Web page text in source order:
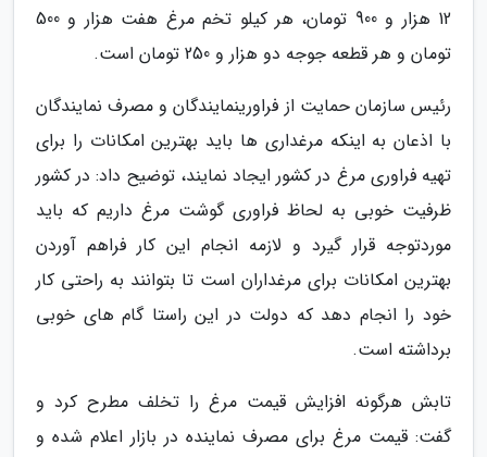
12 هزار و 900 تومان، هر کیلو تخم مرغ هفت هزار و 500
تومان و هر قطعه جوجه دو هزار و 250 تومان است.
رئیس سازمان حمایت از فراورینمایندگان و مصرف نمایندگان
با اذعان به اینکه مرغداری ها باید بهترین امکانات را برای
تهیه فراوری مرغ در کشور ایجاد نمایند، توضیح داد: در کشور
ظرفیت خوبی به لحاظ فراوری گوشت مرغ داریم که باید
موردتوجه قرار گیرد و لازمه انجام این کار فراهم آوردن
بهترین امکانات برای مرغداران است تا بتوانند به راحتی کار
خود را انجام دهد که دولت در این راستا گام های خوبی
برداشته است.
تابش هرگونه افزایش قیمت مرغ را تخلف مطرح کرد و
گفت: قیمت مرغ برای مصرف نماینده در بازار اعلام شده و